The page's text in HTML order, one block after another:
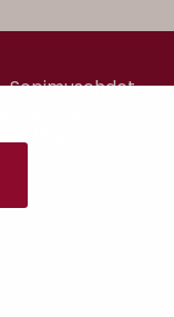
Sopimusehdot